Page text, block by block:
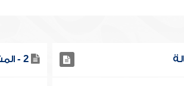
2 - المشبهة وأصل مذهبهم